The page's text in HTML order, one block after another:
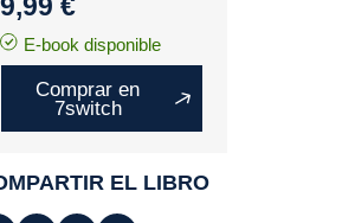
E-book disponible
Comprar en
7switch
EL LIBRO